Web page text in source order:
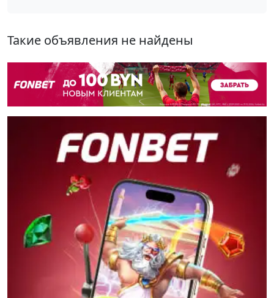
Такие объявления не найдены